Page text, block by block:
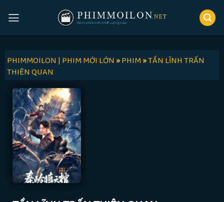
PHIMMOILON | PHIM MỚI LỚN»PHIM»TẦN LĨNH TRẤN
THIÊN QUAN